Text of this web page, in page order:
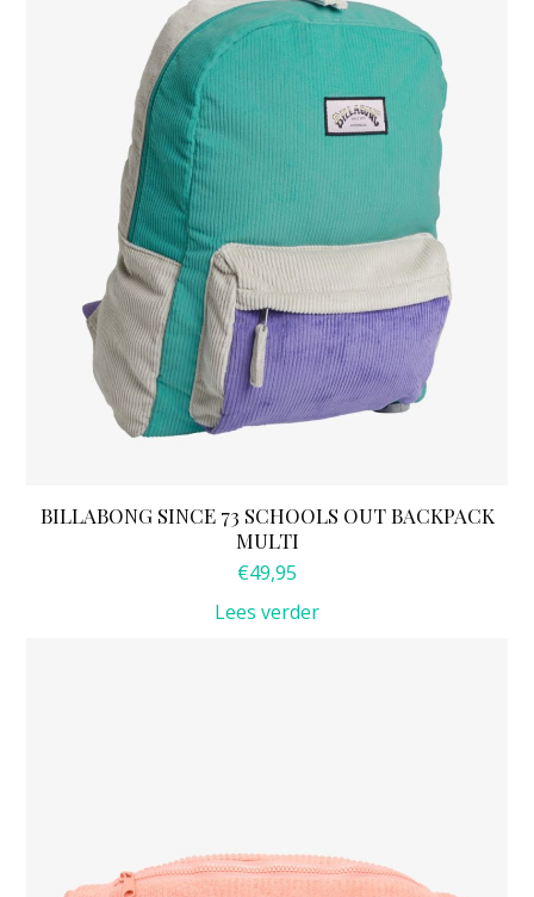
BILLABONG SINCE 73 SCHOOLS OUT BACKPACK
MULTI
€49,95
Lees verder